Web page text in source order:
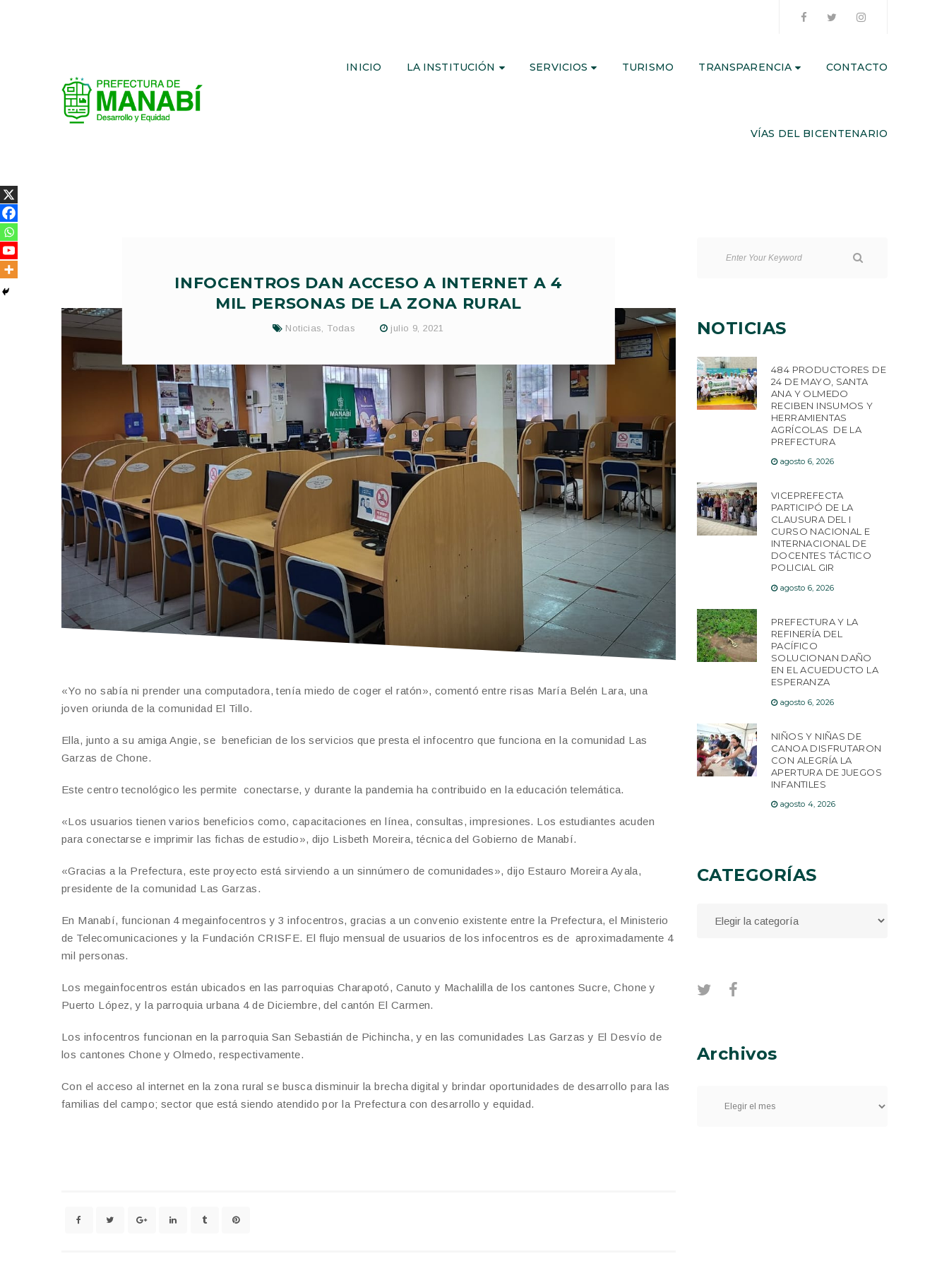
INICIO LA INSTITUCIÓN SERVICIOS TURISMO TRANSPARENCIA CONTACTO
VÍAS DEL BICENTENARIO
INFOCENTROS DAN ACCESO A INTERNET A 4
MIL PERSONAS DE LA ZONA RURAL
Noticias, Todas julio 9, 2021
«Yo no sabía ni prender una computadora, tenía miedo de coger el ratón», comentó entre risas María Belén Lara, una
joven oriunda de la comunidad El Tillo.
Ella, junto a su amiga Angie, se benefician de los servicios que presta el infocentro que funciona en la comunidad Las
Garzas de Chone.
Este centro tecnológico les permite conectarse, y durante la pandemia ha contribuido en la educación telemática.
«Los usuarios tienen varios beneficios como, capacitaciones en línea, consultas, impresiones. Los estudiantes acuden
para conectarse e imprimir las fichas de estudio», dijo Lisbeth Moreira, técnica del Gobierno de Manabí.
«Gracias a la Prefectura, este proyecto está sirviendo a un sinnúmero de comunidades», dijo Estauro Moreira Ayala,
presidente de la comunidad Las Garzas.
En Manabí, funcionan 4 megainfocentros y 3 infocentros, gracias a un convenio existente entre la Prefectura, el Ministerio
de Telecomunicaciones y la Fundación CRISFE. El flujo mensual de usuarios de los infocentros es de aproximadamente 4
mil personas.
Los megainfocentros están ubicados en las parroquias Charapotó, Canuto y Machalilla de los cantones Sucre, Chone y
Puerto López, y la parroquia urbana 4 de Diciembre, del cantón El Carmen.
Los infocentros funcionan en la parroquia San Sebastián de Pichincha, y en las comunidades Las Garzas y El Desvío de
los cantones Chone y Olmedo, respectivamente.
Con el acceso al internet en la zona rural se busca disminuir la brecha digital y brindar oportunidades de desarrollo para las
familias del campo; sector que está siendo atendido por la Prefectura con desarrollo y equidad.
NOTICIAS
484 PRODUCTORES DE
24 DE MAYO, SANTA
ANA Y OLMEDO
RECIBEN INSUMOS Y
HERRAMIENTAS
AGRÍCOLAS DE LA
PREFECTURA
agosto 6, 2026
VICEPREFECTA
PARTICIPÓ DE LA
CLAUSURA DEL I
CURSO NACIONAL E
INTERNACIONAL DE
DOCENTES TÁCTICO
POLICIAL GIR
agosto 6, 2026
PREFECTURA Y LA
REFINERÍA DEL
PACÍFICO
SOLUCIONAN DAÑO
EN EL ACUEDUCTO LA
ESPERANZA
agosto 6, 2026
NIÑOS Y NIÑAS DE
CANOA DISFRUTARON
CON ALEGRÍA LA
APERTURA DE JUEGOS
INFANTILES
agosto 4, 2026
CATEGORÍAS
Archivos